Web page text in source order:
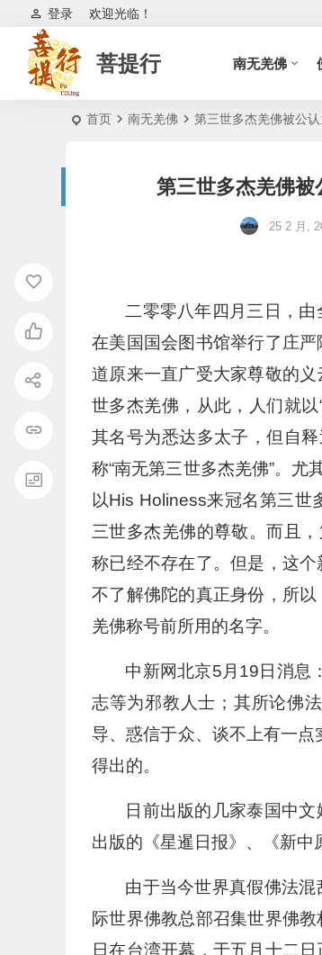
欢迎光临！
登录
菩提行 南无羌佛
首页 南无羌佛 第三世多杰羌佛被公
第三世多杰羌佛
25 2 月,
二零零八年四月三日，
在美国国会图书馆举行了庄
道原来一直广受大家尊敬的
世多杰羌佛，从此，人们就
其名号为悉达多太子，但自
称“南无第三世多杰羌佛”。
以His Holiness来冠名第三世
三世多杰羌佛的尊敬。而且
称已经不存在了。但是，这
不了解佛陀的真正身份，所
羌佛称号前所用的名字。
中新网北京5月19日消息
志等为邪教人士；其所论佛
导、惑信于众、谈不上有一点
得出的。
日前出版的几家泰国中
出版的《星暹日报》、《新中
由于当今世界真假佛法
际世界佛教总部召集世界佛
日在台湾开幕，于五月十二